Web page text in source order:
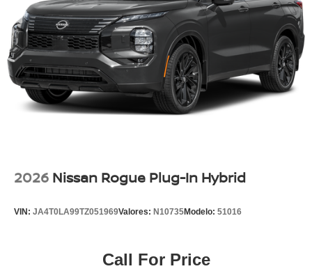
2026 Nissan Rogue Plug-In Hybrid
VIN: JA4T0LA99TZ051969Valores: N10735Modelo: 51016
Call For Price